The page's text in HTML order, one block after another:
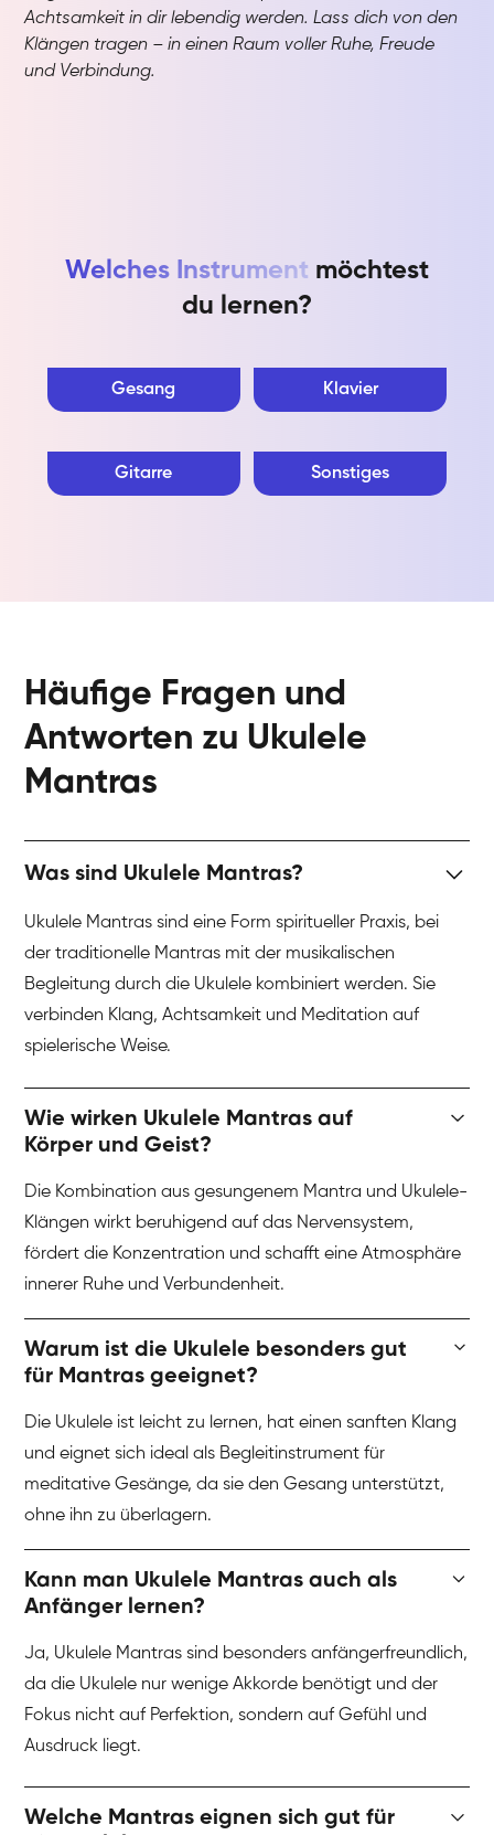
Achtsamkeit in dir lebendig werden. Lass dich von den
Klängen tragen – in einen Raum voller Ruhe, Freude
und Verbindung.
Welches Instrument möchtest
du lernen?
Gesang Klavier
Gitarre Sonstiges
Häufige Fragen und
Antworten zu Ukulele
Mantras
Was sind Ukulele Mantras?
Ukulele Mantras sind eine Form spiritueller Praxis, bei
der traditionelle Mantras mit der musikalischen
Begleitung durch die Ukulele kombiniert werden. Sie
verbinden Klang, Achtsamkeit und Meditation auf
spielerische Weise.
Wie wirken Ukulele Mantras auf
Körper und Geist?
Die Kombination aus gesungenem Mantra und Ukulele-
Klängen wirkt beruhigend auf das Nervensystem,
fördert die Konzentration und schafft eine Atmosphäre
innerer Ruhe und Verbundenheit.
Warum ist die Ukulele besonders gut
für Mantras geeignet?
Die Ukulele ist leicht zu lernen, hat einen sanften Klang
und eignet sich ideal als Begleitinstrument für
meditative Gesänge, da sie den Gesang unterstützt,
ohne ihn zu überlagern.
Kann man Ukulele Mantras auch als
Anfänger lernen?
Ja, Ukulele Mantras sind besonders anfängerfreundlich,
da die Ukulele nur wenige Akkorde benötigt und der
Fokus nicht auf Perfektion, sondern auf Gefühl und
Ausdruck liegt.
Welche Mantras eignen sich gut für